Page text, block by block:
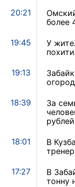
20:21
более
19:45
У
19:13
18:39
За
рублей
18:01
В
17:27
В
тонну